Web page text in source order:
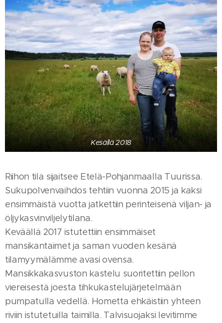
Kesällä 2018
Riihon tila sijaitsee Etelä-Pohjanmaalla Tuurissa.
Sukupolvenvaihdos tehtiin vuonna 2015 ja kaksi
ensimmäistä vuotta jatkettiin perinteisenä viljan- ja
öljykasvinviljelytilana.
Keväällä 2017 istutettiin ensimmäiset
mansikantaimet ja saman vuoden kesänä
tilamyymälämme avasi ovensa.
Mansikkakasvuston kastelu suoritettiin pellon
viereisestä joesta tihkukastelujärjetelmään
pumpatulla vedellä. Hometta ehkäistiin yhteen
riviin istutetuilla taimilla. Talvisuojaksi levitimme